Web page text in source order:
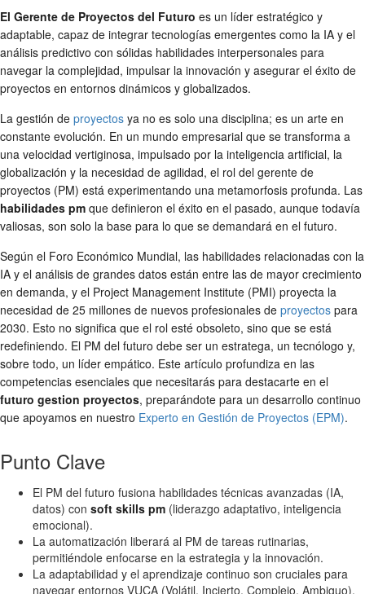
El Gerente de Proyectos del Futuro es un líder estratégico y
adaptable, capaz de integrar tecnologías emergentes como la IA y el
análisis predictivo con sólidas habilidades interpersonales para
navegar la complejidad, impulsar la innovación y asegurar el éxito de
proyectos en entornos dinámicos y globalizados.
La gestión de proyectos ya no es solo una disciplina; es un arte en
constante evolución. En un mundo empresarial que se transforma a
una velocidad vertiginosa, impulsado por la inteligencia artificial, la
globalización y la necesidad de agilidad, el rol del gerente de
proyectos (PM) está experimentando una metamorfosis profunda. Las
habilidades pm que definieron el éxito en el pasado, aunque todavía
valiosas, son solo la base para lo que se demandará en el futuro.
Según el Foro Económico Mundial, las habilidades relacionadas con la
IA y el análisis de grandes datos están entre las de mayor crecimiento
en demanda, y el Project Management Institute (PMI) proyecta la
necesidad de 25 millones de nuevos profesionales de proyectos para
2030. Esto no significa que el rol esté obsoleto, sino que se está
redefiniendo. El PM del futuro debe ser un estratega, un tecnólogo y,
sobre todo, un líder empático. Este artículo profundiza en las
competencias esenciales que necesitarás para destacarte en el
futuro gestion proyectos, preparándote para un desarrollo continuo
que apoyamos en nuestro Experto en Gestión de Proyectos (EPM).
Punto Clave
El PM del futuro fusiona habilidades técnicas avanzadas (IA,
datos) con soft skills pm (liderazgo adaptativo, inteligencia
emocional).
La automatización liberará al PM de tareas rutinarias,
permitiéndole enfocarse en la estrategia y la innovación.
La adaptabilidad y el aprendizaje continuo son cruciales para
navegar entornos VUCA (Volátil, Incierto, Complejo, Ambiguo).